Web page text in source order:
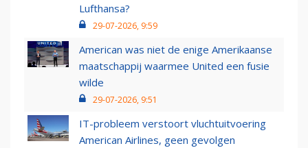
Lufthansa?
29-07-2026, 9:59
American was niet de enige Amerikaanse
maatschappij waarmee United een fusie
wilde
29-07-2026, 9:51
IT-probleem verstoort vluchtuitvoering
American Airlines, geen gevolgen